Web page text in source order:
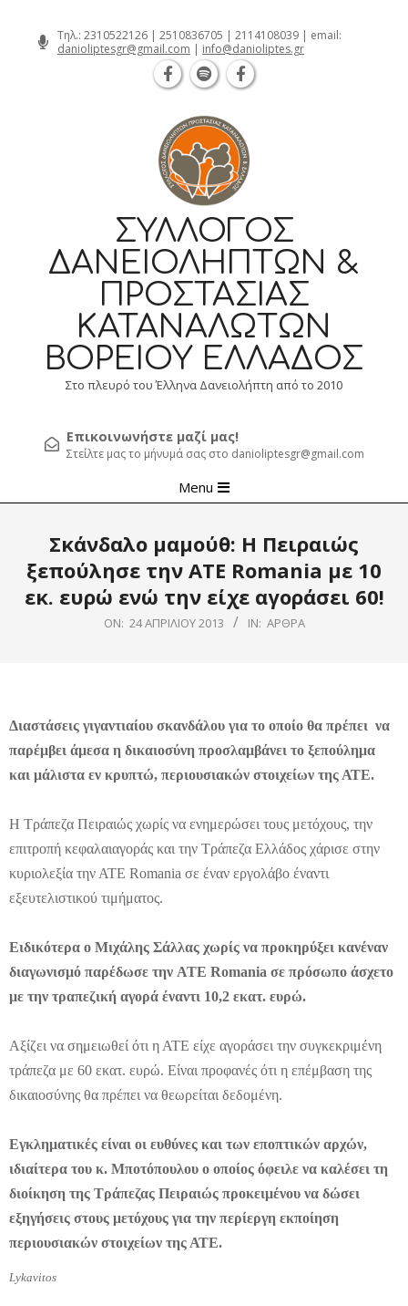
Τηλ.: 2310522126 | 2510836705 | 2114108039 | email:
danioliptesgr@gmail.com | info@danioliptes.gr
ΣΎΛΛΟΓΟΣ
ΔΑΝΕΙΟΛΗΠΤΏΝ &
ΠΡΟΣΤΑΣΊΑΣ
ΚΑΤΑΝΑΛΩΤΏΝ
ΒΟΡΕΊΟΥ ΕΛΛΆΔΟΣ
Στο πλευρό του Έλληνα Δανειολήπτη από το 2010
Επικοινωνήστε μαζί μας!
Στείλτε μας το μήνυμά σας στο danioliptesgr@gmail.com
Navigation
Menu
Σκάνδαλο μαμούθ: Η Πειραιώς
ξεπούλησε την ΑΤΕ Romania με 10
εκ. ευρώ ενώ την είχε αγοράσει 60!
ON: 24 ΑΠΡΙΛΊΟΥ 2013 IN: ΆΡΘΡΑ
Διαστάσεις γιγαντιαίου σκανδάλου για το οποίο θα πρέπει να
παρέμβει άμεσα η δικαιοσύνη προσλαμβάνει το ξεπούλημα
και μάλιστα εν κρυπτώ, περιουσιακών στοιχείων της ΑΤΕ.
Η Τράπεζα Πειραιώς χωρίς να ενημερώσει τους μετόχους, την
επιτροπή κεφαλαιαγοράς και την Τράπεζα Ελλάδος χάρισε στην
κυριολεξία την ΑΤΕ Romania σε έναν εργολάβο έναντι
εξευτελιστικού τιμήματος.
Ειδικότερα ο Μιχάλης Σάλλας χωρίς να προκηρύξει κανέναν
διαγωνισμό παρέδωσε την ATE Romania σε πρόσωπο άσχετο
με την τραπεζική αγορά έναντι 10,2 εκατ. ευρώ.
Αξίζει να σημειωθεί ότι η ΑΤΕ είχε αγοράσει την συγκεκριμένη
τράπεζα με 60 εκατ. ευρώ. Είναι προφανές ότι η επέμβαση της
δικαιοσύνης θα πρέπει να θεωρείται δεδομένη.
Εγκληματικές είναι οι ευθύνες και των εποπτικών αρχών,
ιδιαίτερα του κ. Mποτόπουλου ο οποίος όφειλε να καλέσει τη
διοίκηση της Τράπεζας Πειραιώς προκειμένου να δώσει
εξηγήσεις στους μετόχους για την περίεργη εκποίηση
περιουσιακών στοιχείων της ΑΤΕ.
Lykavitos